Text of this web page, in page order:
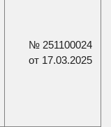
№ 251100024
от 17.03.2025